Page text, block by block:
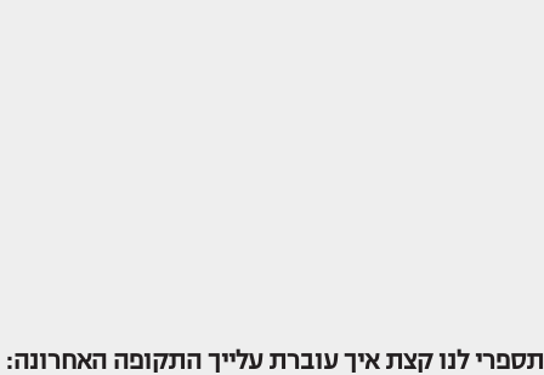
תספרי לנו קצת איך עוברת עלייך התקופה האחרונה: